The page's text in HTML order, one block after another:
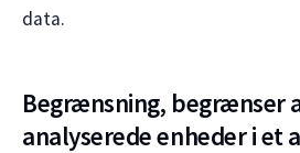
data.
Begrænsning, begrænser
analyserede enheder i et